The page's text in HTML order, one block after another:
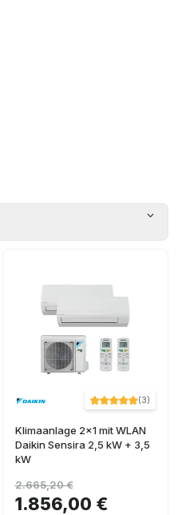
(3)
Klimaanlage 2x1 mit WLAN
Daikin Sensira 2,5 kW + 3,5
kW
1.856,00 €
2.665,20 €